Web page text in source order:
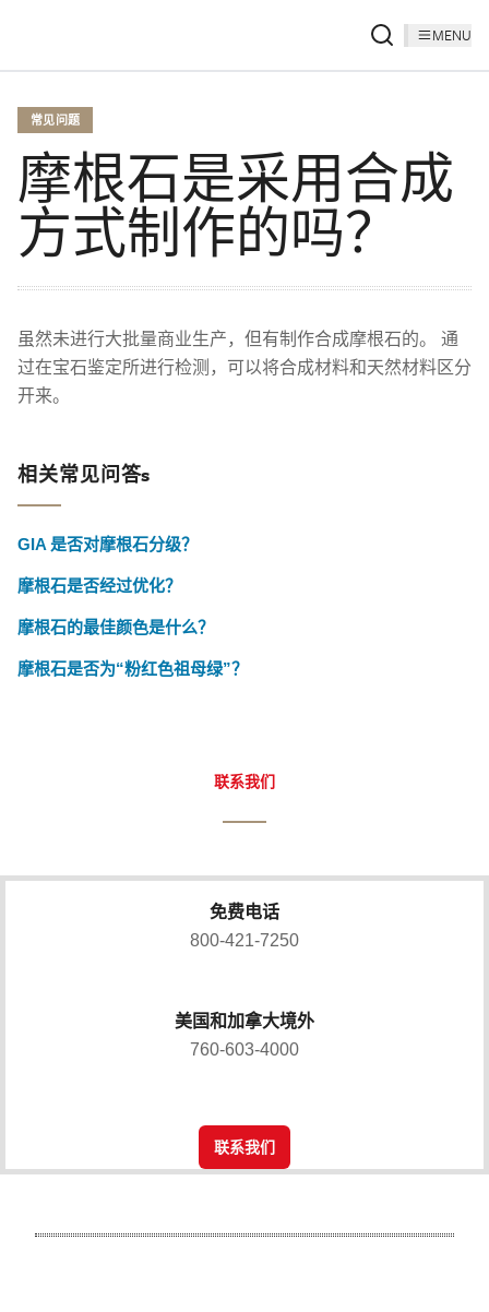
MENU
常见问题
摩根石是采用合成
方式制作的吗？
虽然未进行大批量商业生产，但有制作合成摩根石的。 通
过在宝石鉴定所进行检测，可以将合成材料和天然材料区分
开来。
相关常见问答s
GIA 是否对摩根石分级？
摩根石是否经过优化？
摩根石的最佳颜色是什么？
摩根石是否为“粉红色祖母绿”？
联系我们
免费电话
800-421-7250
美国和加拿大境外
760-603-4000
联系我们